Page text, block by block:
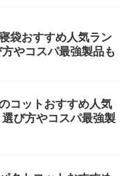
袋おすすめ人気ラン
やコスパ最強製品も
コットおすすめ人気
び方やコスパ最強製